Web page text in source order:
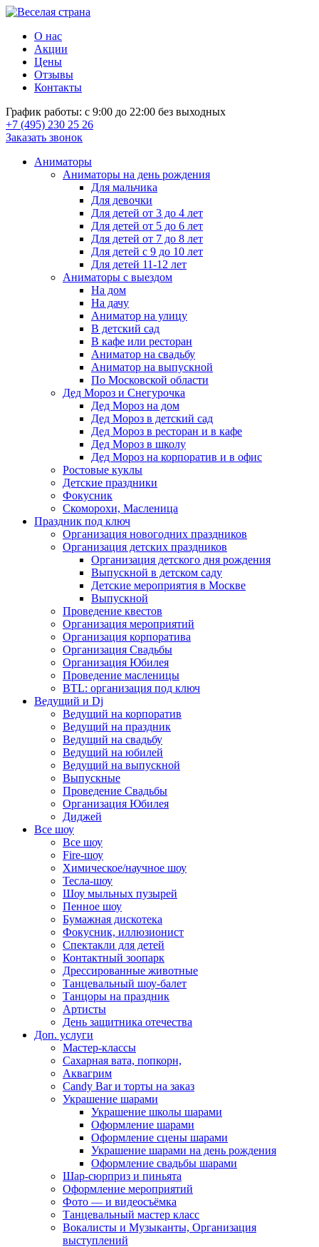
О нас
Акции
Цены
Отзывы
Контакты
График работы: с 9:00 до 22:00 без выходных
+7 (495) 230 25 26
Заказать звонок
Аниматоры
Аниматоры на день рождения
Для мальчика
Для девочки
Для детей от 3 до 4 лет
Для детей от 5 до 6 лет
Для детей от 7 до 8 лет
Для детей с 9 до 10 лет
Для детей 11-12 лет
Аниматоры с выездом
На дом
На дачу
Аниматор на улицу
В детский сад
В кафе или ресторан
Аниматор на свадьбу
Аниматор на выпускной
По Московской области
Дед Мороз и Снегурочка
Дед Мороз на дом
Дед Мороз в детский сад
Дед Мороз в ресторан и в кафе
Дед Мороз в школу
Дед Мороз на корпоратив и в офис
Ростовые куклы
Детские праздники
Фокусник
Скоморохи, Масленица
Праздник под ключ
Организация новогодних праздников
Организация детских праздников
Организация детского дня рождения
Выпускной в детском саду
Детские мероприятия в Москве
Выпускной
Проведение квестов
Организация мероприятий
Организация корпоратива
Организация Свадьбы
Организация Юбилея
Проведение масленицы
BTL: организация под ключ
Ведущий и Dj
Ведущий на корпоратив
Ведущий на праздник
Ведущий на свадьбу
Ведущий на юбилей
Ведущий на выпускной
Выпускные
Проведение Свадьбы
Организация Юбилея
Диджей
Все шоу
Все шоу
Fire-шоу
Химическое/научное шоу
Тесла-шоу
Шоу мыльных пузырей
Пенное шоу
Бумажная дискотека
Фокусник, иллюзионист
Спектакли для детей
Контактный зоопарк
Дрессированные животные
Танцевальный шоу-балет
Танцоры на праздник
Артисты
День защитника отечества
Доп. услуги
Мастер-классы
Сахарная вата, попкорн,
Аквагрим
Candy Bar и торты на заказ
Украшение шарами
Украшение школы шарами
Оформление шарами
Оформление сцены шарами
Украшение шарами на день рождения
Оформление свадьбы шарами
Шар-сюрприз и пиньята
Оформление мероприятий
Фото — и видеосъёмка
Танцевальный мастер класс
Вокалисты и Музыканты, Организация
выступлений